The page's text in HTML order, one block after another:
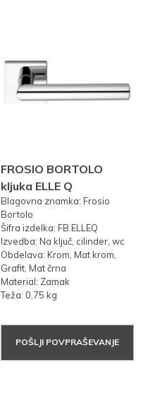
FROSIO BORTOLO
kljuka ELLE Q
Blagovna znamka: Frosio
Bortolo
Šifra izdelka: FB.ELLEQ
Izvedba: Na ključ, cilinder, wc
Obdelava: Krom, Mat krom,
Grafit, Mat črna
Material: Zamak
Teža: 0,75 kg
POŠLJI POVPRAŠEVANJE